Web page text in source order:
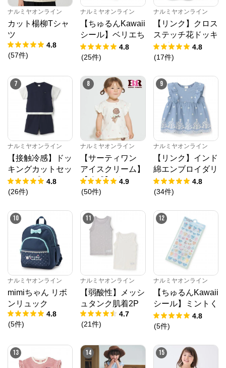
ナルミヤオンライン
カット楊柳Tシャ
ツ
4.8
(57件)
ナルミヤオンライン
【ちゅるんKawaii
シール】ベリエち
ゃん
4.8
(25件)
ナルミヤオンライン
【リンク】クロス
ステッチ花ドッキ
ングTシャツ
4.8
(17件)
7
ナルミヤオンライン
【接触冷感】ドッ
キングカットセッ
トアップ
4.8
(26件)
8
ナルミヤオンライン
【サーティワン
アイスクリーム】
【冷感】グラフィ
ック半袖Tシャツ
4.9
(50件)
9
ナルミヤオンライン
【リンク】インド
綿エンブロイダリ
ーチュニック
4.8
(34件)
10
ナルミヤオンライン
mimiちゃん リボ
ンリュック
4.8
(5件)
11
ナルミヤオンライン
【弱酸性】メッシ
ュタンク肌着2P
4.7
(21件)
12
ナルミヤオンライン
【ちゅるんKawaii
シール】ミントく
ん
4.8
(5件)
13 14 15
ナルミヤオンライン
公式ECサイト
※外部サイトが開きます
ナルミヤオンライン からのコメント
ナルミヤオンライン公式通販ショップ。人気子供服メ
ゾピアノ、プティマイン、ラブトキシック、アナスイ
ミニ等、全ブランド、全商品をご覧いただけます。